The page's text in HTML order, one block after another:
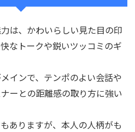
は、かわいらしい見た目の印
なトークや鋭いツッコミのギ
インで、テンポのよい会話や
ーとの距離感の取り方に強い
ありますが、本人の人柄がも